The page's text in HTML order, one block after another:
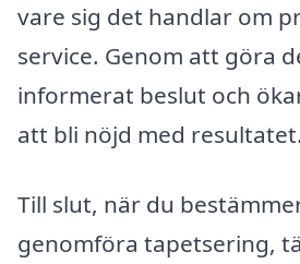
vare sig det handlar om
service. Genom att göra
informerat beslut och
att bli nöjd med resultatet.
Till slut, när du
genomföra tapetsering,